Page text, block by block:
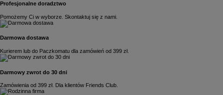
Profesjonalne doradztwo
Pomożemy Ci w wyborze. Skontaktuj się z nami.
Darmowa dostawa
Kurierem lub do Paczkomatu dla zamówień od 399 zł.
Darmowy zwrot do 30 dni
Zamówienia od 399 zł. Dla klientów Friends Club.